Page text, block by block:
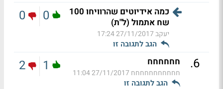
כמה אידיוטים שהרוויחו 100
שח אתמול (ל"ת)
יעקב27/11/2017 17:24
הגב לתגובה זו
0
0
6
. חחחחחח
חחחחחחחחחחח 27/11/2017 11:04
הגב לתגובה זו
1
2